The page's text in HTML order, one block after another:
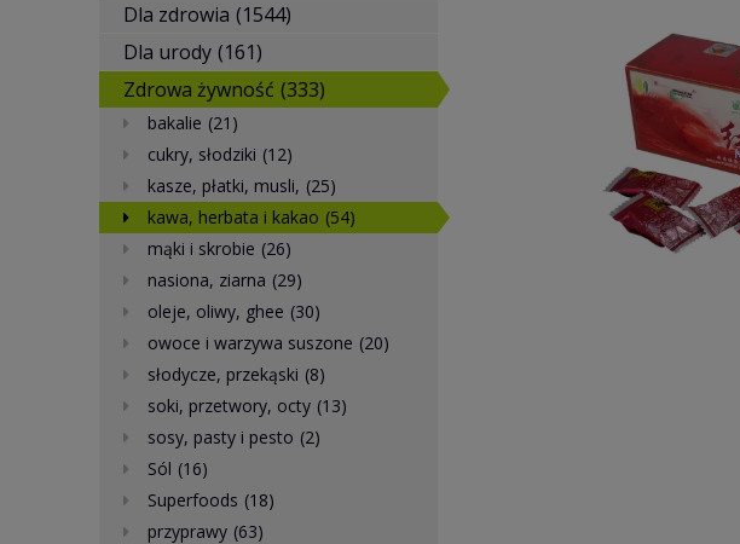
Dla zdrowia (1544)
Dla urody (161)
Zdrowa żywność (333)
bakalie (21)
cukry, słodziki (12)
kasze, płatki, musli, (25)
kawa, herbata i kakao (54)
mąki i skrobie (26)
nasiona, ziarna (29)
oleje, oliwy, ghee (30)
owoce i warzywa suszone (20)
słodycze, przekąski (8)
soki, przetwory, octy (13)
sosy, pasty i pesto (2)
Sól (16)
Superfoods (18)
przyprawy (63)